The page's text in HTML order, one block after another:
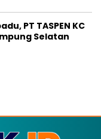
PT TASPEN KC
Selatan